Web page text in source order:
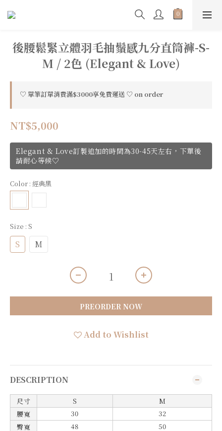
後腰鬆緊立體羽毛抽鬚感九分直筒褲-S-
M / 2色 (Elegant & Love)
♡ 單筆訂單消費滿$3000享免費運送 ♡ on order
NT$5,000
Elegant & Love訂製追加的時間為30-45天左右，下單後
請耐心等候♡
Color : 經典黑
Size : S
S M
PREORDER NOW
Add to Wishlist
DESCRIPTION
尺寸 S
M
腰寬
30
32
臀寬
48
50